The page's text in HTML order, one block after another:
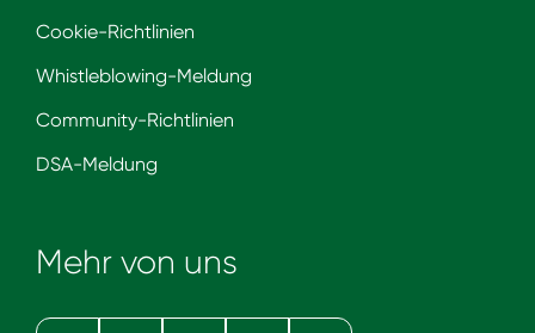
Cookie-Richtlinien
Whistleblowing-Meldung
Community-Richtlinien
DSA-Meldung
Mehr von uns